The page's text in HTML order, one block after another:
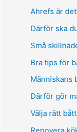
Ahrefs är
Därför ska
Små
Bra tips för
Människans
Därför gör
Välja rätt
Renovera